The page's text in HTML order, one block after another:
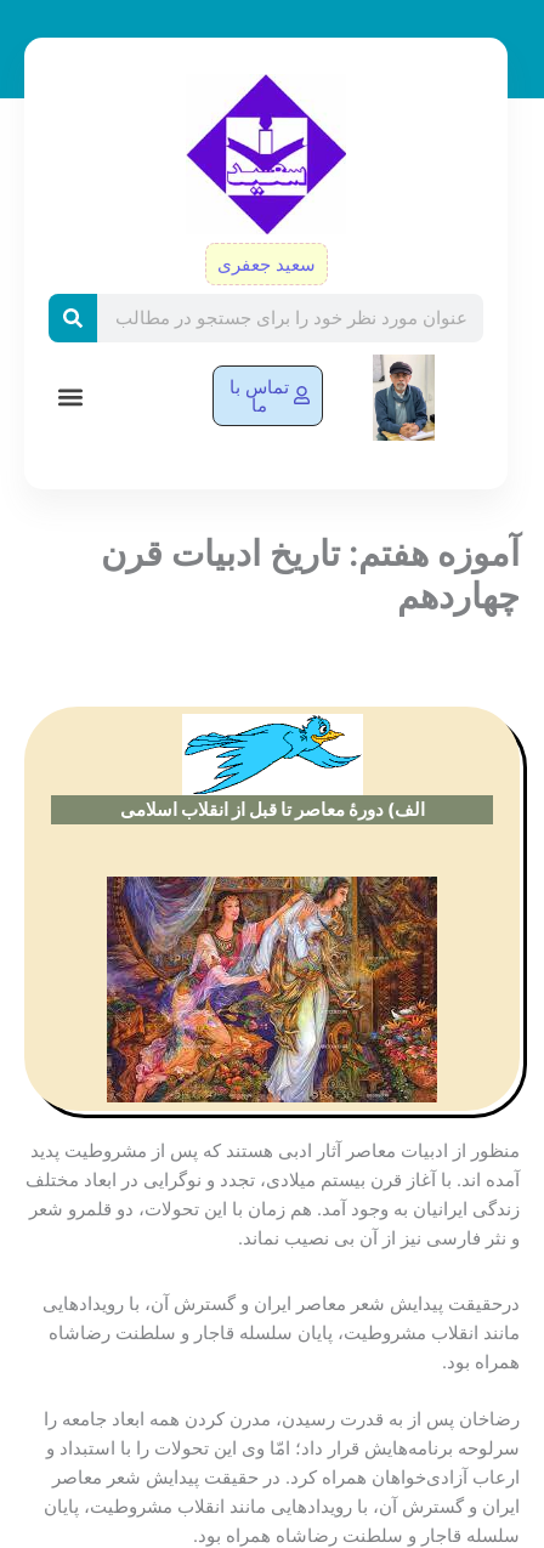
سعید جعفری
تماس با
ما
آموزه هفتم: تاریخ ادبیات قرن
چهاردهم
الف) دورۀ معاصر تا قبل از انقلاب اسلامی
منظور از ادبیات معاصر آثار ادبی هستند که پس از مشروطیت پدید
آمده اند. با آغاز قرن بیستم میلادی، تجدد و نوگرایی در ابعاد مختلف
زندگی ایرانیان به وجود آمد. هم زمان با این تحولات، دو قلمرو شعر
و نثر فارسی نیز از آن بی نصیب نماند.
درحقیقت پیدایش شعر معاصر ایران و گسترش آن، با رویدادهایی
مانند انقلاب مشروطیت، پایان سلسله قاجار و سلطنت رضاشاه
همراه بود.
رضاخان پس از به قدرت رسیدن، مدرن کردن همه ابعاد جامعه را
سرلوحه برنامه‌هایش قرار داد؛ امّا وی این تحولات را با استبداد و
ارعاب آزادی‌خواهان همراه کرد. در حقیقت پیدایش شعر معاصر
ایران و گسترش آن، با رویدادهایی مانند انقلاب مشروطیت، پایان
سلسله قاجار و سلطنت رضاشاه همراه بود.